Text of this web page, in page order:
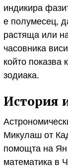
индикира
е полумесец,
растяща или
часовника
който
зодиака.
История
Микулаш от
помощта на
математика в